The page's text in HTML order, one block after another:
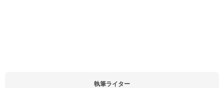
執筆ライター